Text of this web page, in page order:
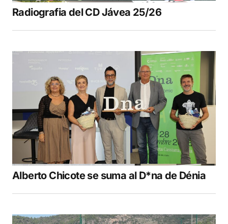
Radiografia del CD Jávea 25/26
Alberto Chicote se suma al D*na de Dénia